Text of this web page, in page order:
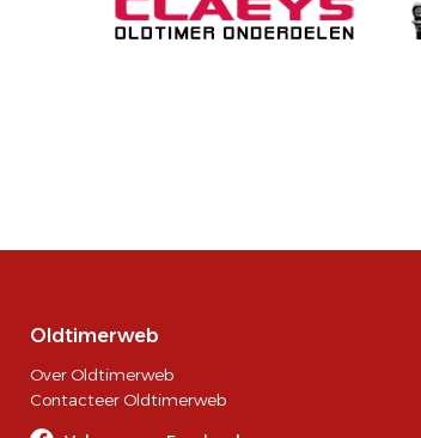
Oldtimerweb
Over Oldtimerweb
Contacteer Oldtimerweb